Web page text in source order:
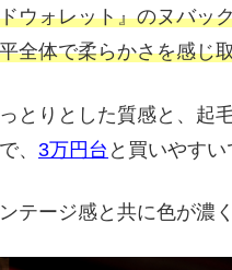
ウォレット』のヌバッ
全体で柔らかさを感じ
とりとした質感と、起
、 3万円台 と買いやすい
テージ感と共に色が濃